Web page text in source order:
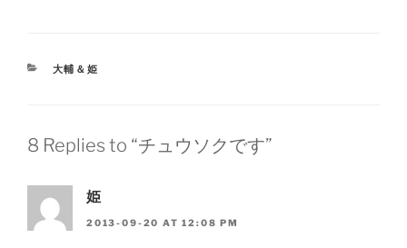
CATEGORIES
大輔＆姫
8 Replies to “チュウソクです”
姫
2013-09-20 AT 12:08 PM